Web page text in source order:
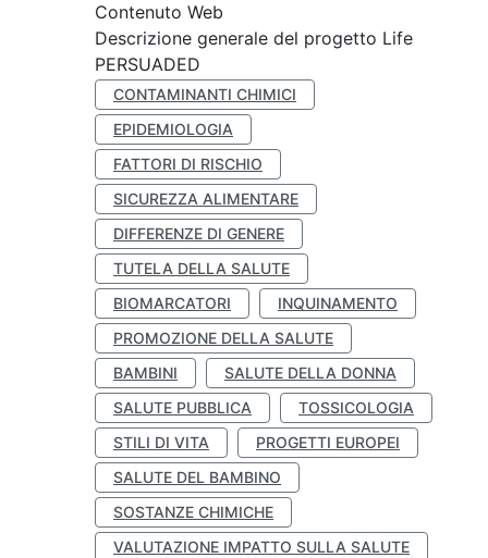
Contenuto Web
Descrizione generale del progetto Life
PERSUADED
CONTAMINANTI CHIMICI
EPIDEMIOLOGIA
FATTORI DI RISCHIO
SICUREZZA ALIMENTARE
DIFFERENZE DI GENERE
TUTELA DELLA SALUTE
BIOMARCATORI
INQUINAMENTO
PROMOZIONE DELLA SALUTE
BAMBINI
SALUTE DELLA DONNA
SALUTE PUBBLICA
TOSSICOLOGIA
STILI DI VITA
PROGETTI EUROPEI
SALUTE DEL BAMBINO
SOSTANZE CHIMICHE
VALUTAZIONE IMPATTO SULLA SALUTE